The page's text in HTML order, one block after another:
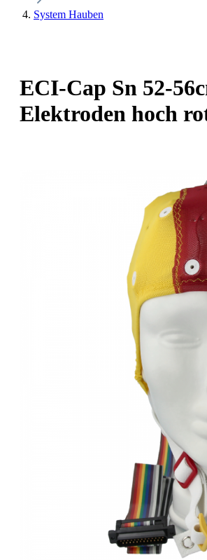
System Hauben
ECI-Cap Sn 52-
Elektroden hoch